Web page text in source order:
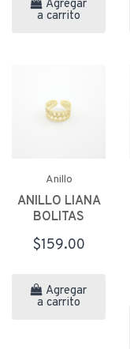
Agregar
a carrito
Anillo
ANILLO LIANA
BOLITAS
$159.00
Agregar
a carrito